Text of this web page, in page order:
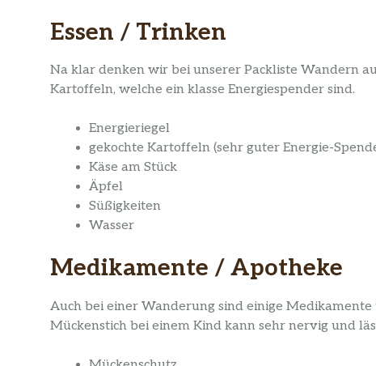
Essen / Trinken
Na klar denken wir bei unserer Packliste Wandern
Kartoffeln, welche ein klasse Energiespender sind.
Energieriegel
gekochte Kartoffeln (sehr guter Energie-
Käse am Stück
Äpfel
Süßigkeiten
Wasser
Medikamente / Apotheke
Auch bei einer Wanderung sind einige
Mückenstich bei einem Kind kann sehr nervig und